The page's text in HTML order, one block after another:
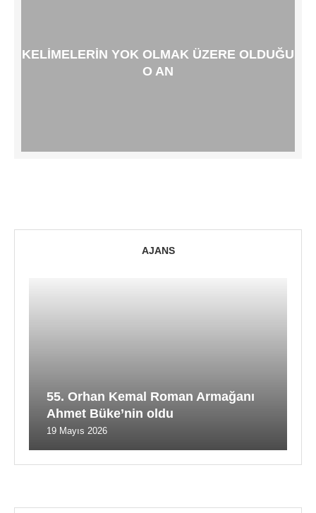
KELIMELERIN YOK OLMAK ÜZERE OLDUĞU
O AN
AJANS
55. Orhan Kemal Roman Armağanı
Ahmet Büke’nin oldu
19 Mayıs 2026